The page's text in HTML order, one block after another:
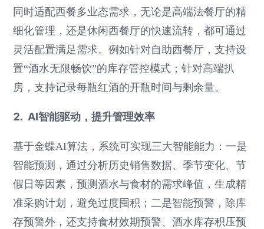
同时适配西餐多业态需求，无论是高端法餐厅的精
细化管理，还是休闲西餐厅的快速流转，都可通过
灵活配置满足需求。例如针对自助西餐厅，支持设
置“酒水无限畅饮”的库存管控模式；针对高端扒
房，支持记录每瓶红酒的开瓶时间与剩余量。
2. AI智能驱动，提升管理效率
基于金蝶AI算法，系统可实现三大智能能力：一是
智能预测，通过分析历史销售数据、季节变化、节
假日等因素，预测酒水与食材的需求峰值，生成精
准采购计划，避免过度囤积；二是智能预警，除库
存预警外，还支持食材效期预警、酒水库存积压预